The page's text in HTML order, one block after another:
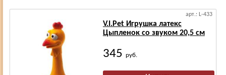
арт.: L-433
V.I.Pet Игрушка латекс
Цыпленок со звуком 20,5 см
345 руб.